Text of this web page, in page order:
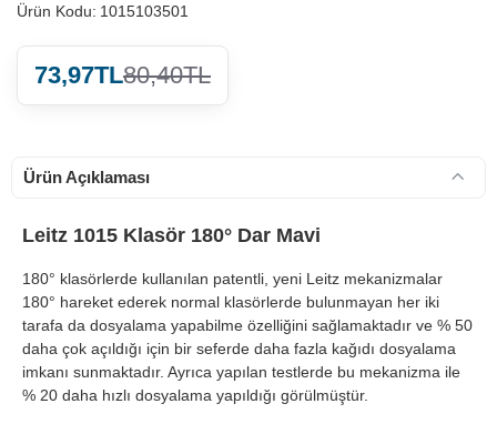
Ürün Kodu: 1015103501
73,97TL80,40TL
Ürün Açıklaması
Leitz 1015 Klasör 180° Dar Mavi
180° klasörlerde kullanılan patentli, yeni Leitz mekanizmalar
180° hareket ederek normal klasörlerde bulunmayan her iki
tarafa da dosyalama yapabilme özelliğini sağlamaktadır ve % 50
daha çok açıldığı için bir seferde daha fazla kağıdı dosyalama
imkanı sunmaktadır. Ayrıca yapılan testlerde bu mekanizma ile
% 20 daha hızlı dosyalama yapıldığı görülmüştür.